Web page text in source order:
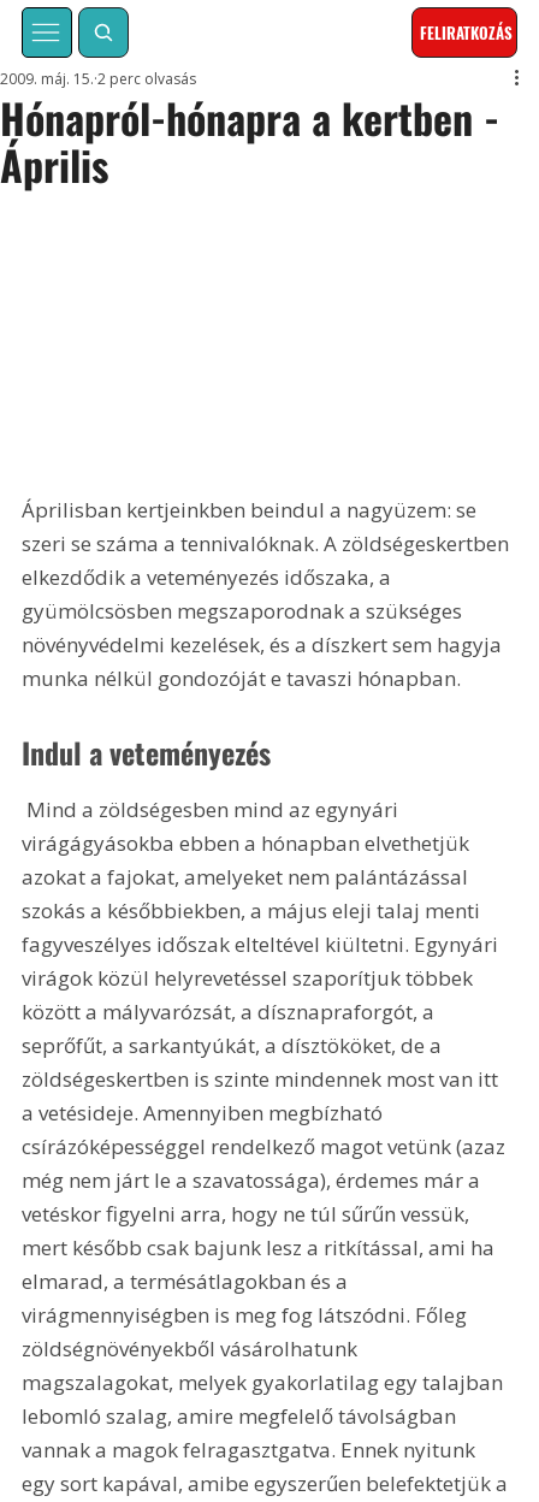
FELIRATKOZÁS
Hónapról-hónapra a kertben -
Április
2009. máj. 15. 2 perc olvasás
Áprilisban kertjeinkben beindul a nagyüzem: se
szeri se száma a tennivalóknak. A zöldségeskertben
elkezdődik a veteményezés időszaka, a
gyümölcsösben megszaporodnak a szükséges
növényvédelmi kezelések, és a díszkert sem hagyja
munka nélkül gondozóját e tavaszi hónapban.
Indul a veteményezés
virágágyásokba ebben a hónapban elvethetjük
azokat a fajokat, amelyeket nem palántázással
szokás a későbbiekben, a május eleji talaj menti
fagyveszélyes időszak elteltével kiültetni. Egynyári
virágok közül helyrevetéssel szaporítjuk többek
között a mályvarózsát, a dísznapraforgót, a
seprőfűt, a sarkantyúkát, a dísztököket, de a
zöldségeskertben is szinte mindennek most van itt
a vetésideje. Amennyiben megbízható
csírázóképességgel rendelkező magot vetünk (azaz
még nem járt le a szavatossága), érdemes már a
vetéskor figyelni arra, hogy ne túl sűrűn vessük,
mert később csak bajunk lesz a ritkítással, ami ha
elmarad, a termésátlagokban és a
virágmennyiségben is meg fog látszódni. Főleg
zöldségnövényekből vásárolhatunk
magszalagokat, melyek gyakorlatilag egy talajban
lebomló szalag, amire megfelelő távolságban
vannak a magok felragasztgatva. Ennek nyitunk
egy sort kapával, amibe egyszerűen belefektetjük a